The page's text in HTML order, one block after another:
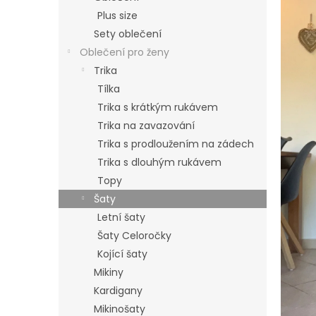
Plus size
Sety oblečení
Oblečení pro ženy
Trika
Tílka
Trika s krátkým rukávem
Trika na zavazování
Trika s prodloužením na zádech
Trika s dlouhým rukávem
Topy
Šaty
Letní šaty
Šaty Celoročky
Kojící šaty
Mikiny
Kardigany
Mikinošaty